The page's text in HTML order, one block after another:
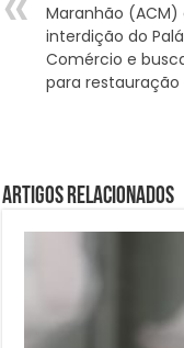
Maranhão
interdição do
Comércio e
para restauração
Artigos Relacionados